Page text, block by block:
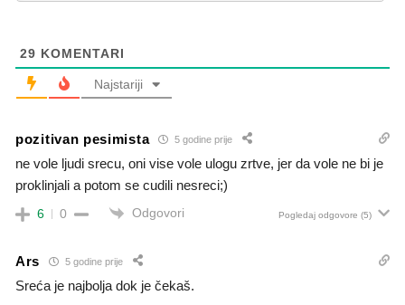
29 KOMENTARI
Najstariji
pozitivan pesimista 5 godine prije
ne vole ljudi srecu, oni vise vole ulogu zrtve, jer da vole ne bi je
proklinjali a potom se cudili nesreci;)
6 0 Odgovori Pogledaj odgovore (5)
Ars 5 godine prije
Sreća je najbolja dok je čekaš.